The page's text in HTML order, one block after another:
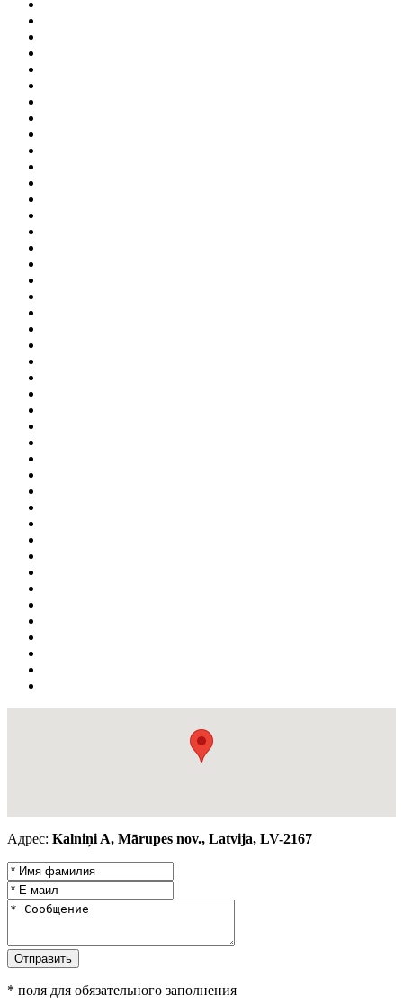
Адрес: Kalniņi A, Mārupes nov., Latvija, LV-2167
* поля для обязательного заполнения